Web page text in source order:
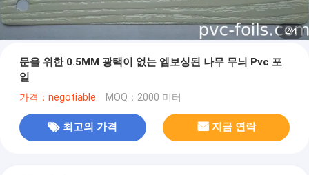
2/4
문을 위한 0.5MM 광택이 없는 엠보싱된 나무 무늬 Pvc 포
일
가격：negotiable MOQ：2000 미터
최고의 가격 지금 연락